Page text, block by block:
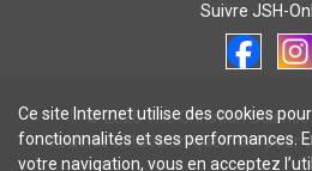
Suivre JSH-
© 2026 The Christian Science
Modèles utilisés uniquement pour
Ce site Internet utilise des cookies
fonctionnalités et ses performances.
votre navigation, vous en acceptez